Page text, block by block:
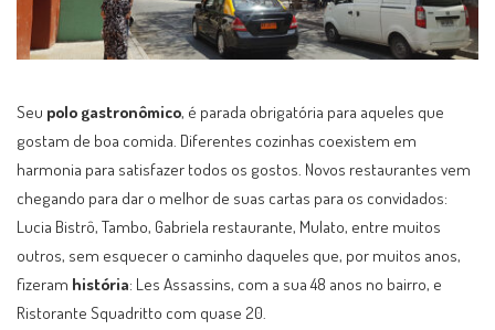
Seu polo gastronômico, é parada obrigatória para aqueles que
gostam de boa comida. Diferentes cozinhas coexistem em
harmonia para satisfazer todos os gostos. Novos restaurantes vem
chegando para dar o melhor de suas cartas para os convidados:
Lucia Bistrô, Tambo, Gabriela restaurante, Mulato, entre muitos
outros, sem esquecer o caminho daqueles que, por muitos anos,
fizeram história: Les Assassins, com a sua 48 anos no bairro, e
Ristorante Squadritto com quase 20.